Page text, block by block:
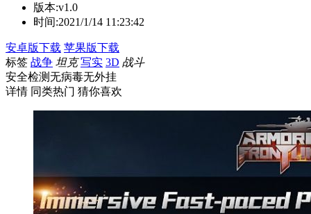
版本:v1.0
时间:2021/1/14 11:23:42
安卓版下载 苹果版下载
标签 战争 坦克 写实 3D 战斗
安全检测无病毒无外挂
详情 同类热门 猜你喜欢